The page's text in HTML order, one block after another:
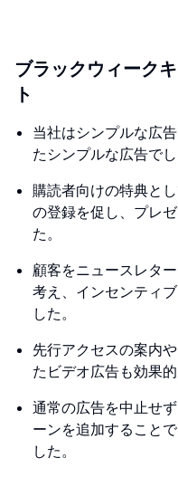
ブラックウィーク
ト
当社はシンプルな広
たシンプルな広告でし
購読者向けの特典と
の登録を促し、プレ
た。
顧客をニュースレタ
考え、インセンティ
した。
先行アクセスの案内
たビデオ広告も効果的
通常の広告を中止せ
ーンを追加すること
した。